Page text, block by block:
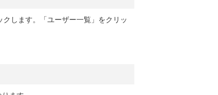
します。「ユーザー一覧」をクリッ